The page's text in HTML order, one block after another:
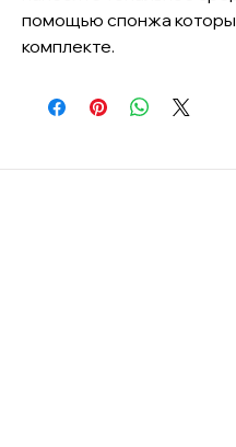
помощью спонжа
комплекте.